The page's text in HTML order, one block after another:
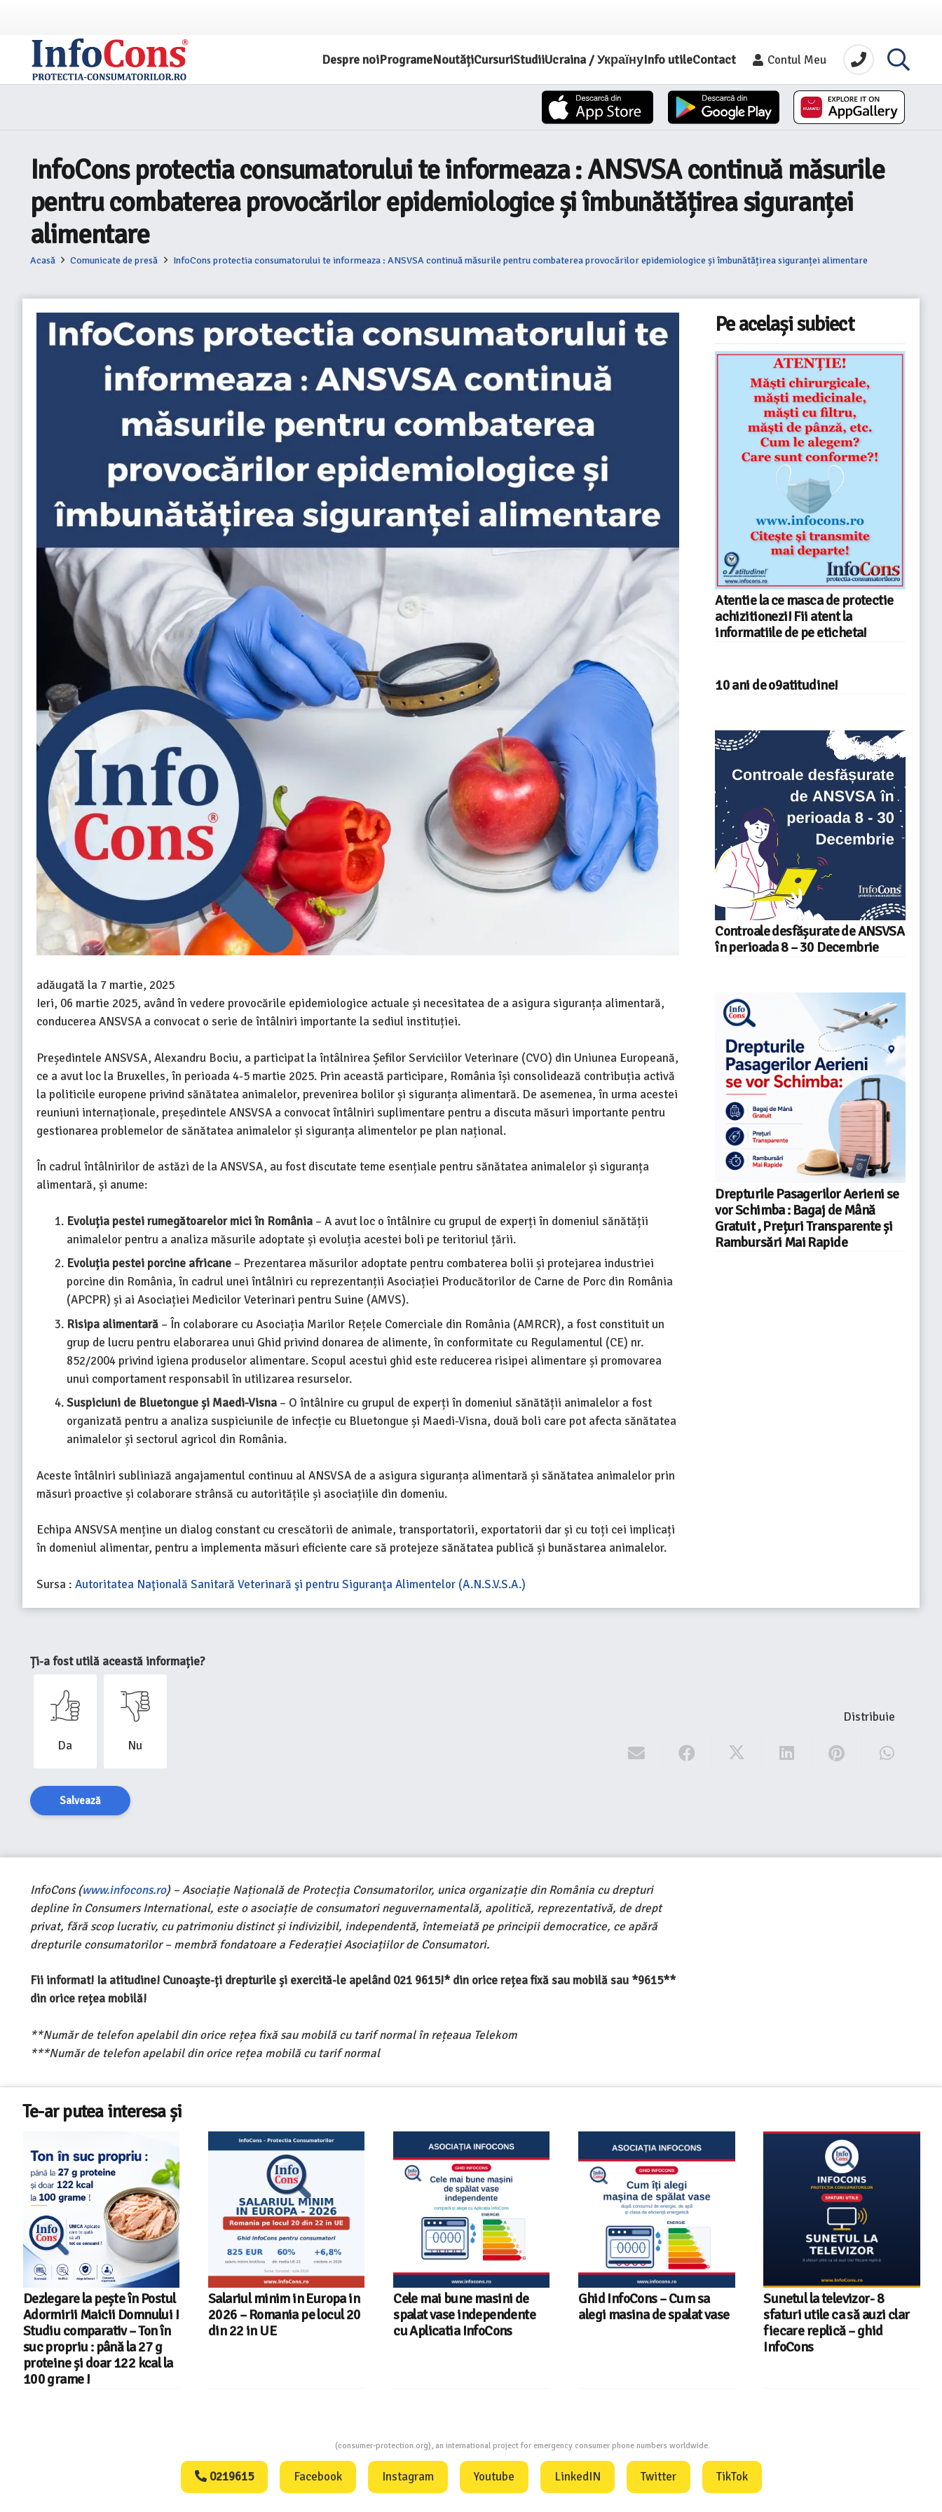
Despre noiProgrameNoutățiCursuriStudiiUcraina / УкраїнуInfo utileContact Contul Meu
InfoCons protectia consumatorului te informeaza : ANSVSA continuă măsurile
pentru combaterea provocărilor epidemiologice și îmbunătățirea siguranței
alimentare
Acasă Comunicate de presă InfoCons protectia consumatorului te informeaza : ANSVSA continuă măsurile pentru combaterea provocărilor epidemiologice și îmbunătățirea siguranței alimentare
adăugată la 7 martie, 2025
Ieri, 06 martie 2025, având în vedere provocările epidemiologice actuale și necesitatea de a asigura siguranța alimentară,
conducerea ANSVSA a convocat o serie de întâlniri importante la sediul instituției.
Președintele ANSVSA, Alexandru Bociu, a participat la întâlnirea Șefilor Serviciilor Veterinare (CVO) din Uniunea Europeană,
ce a avut loc la Bruxelles, în perioada 4-5 martie 2025. Prin această participare, România își consolidează contribuția activă
la politicile europene privind sănătatea animalelor, prevenirea bolilor și siguranța alimentară. De asemenea, în urma acestei
reuniuni internaționale, președintele ANSVSA a convocat întâlniri suplimentare pentru a discuta măsuri importante pentru
gestionarea problemelor de sănătatea animalelor și siguranța alimentelor pe plan național.
În cadrul întâlnirilor de astăzi de la ANSVSA, au fost discutate teme esențiale pentru sănătatea animalelor și siguranța
alimentară, și anume:
Evoluția pestei rumegătoarelor mici în România – A avut loc o întâlnire cu grupul de experți în domeniul sănătății
animalelor pentru a analiza măsurile adoptate și evoluția acestei boli pe teritoriul țării.
Evoluția pestei porcine africane – Prezentarea măsurilor adoptate pentru combaterea bolii și protejarea industriei
porcine din România, în cadrul unei întâlniri cu reprezentanții Asociației Producătorilor de Carne de Porc din România
(APCPR) și ai Asociației Medicilor Veterinari pentru Suine (AMVS).
Risipa alimentară – În colaborare cu Asociația Marilor Rețele Comerciale din România (AMRCR), a fost constituit un
grup de lucru pentru elaborarea unui Ghid privind donarea de alimente, în conformitate cu Regulamentul (CE) nr.
852/2004 privind igiena produselor alimentare. Scopul acestui ghid este reducerea risipei alimentare și promovarea
unui comportament responsabil în utilizarea resurselor.
Suspiciuni de Bluetongue și Maedi-Visna – O întâlnire cu grupul de experți în domeniul sănătății animalelor a fost
organizată pentru a analiza suspiciunile de infecție cu Bluetongue și Maedi-Visna, două boli care pot afecta sănătatea
animalelor și sectorul agricol din România.
Aceste întâlniri subliniază angajamentul continuu al ANSVSA de a asigura siguranța alimentară și sănătatea animalelor prin
măsuri proactive și colaborare strânsă cu autoritățile și asociațiile din domeniu.
Echipa ANSVSA menține un dialog constant cu crescătorii de animale, transportatorii, exportatorii dar și cu toți cei implicați
în domeniul alimentar, pentru a implementa măsuri eficiente care să protejeze sănătatea publică și bunăstarea animalelor.
Sursa : Autoritatea Naţională Sanitară Veterinară şi pentru Siguranţa Alimentelor (A.N.S.V.S.A.)
Pe același subiect
Atentie la ce masca de protectie
achizitionezi! Fii atent la
informatiile de pe eticheta!
10 ani de o9atitudine!
Controale desfășurate de ANSVSA
în perioada 8 – 30 Decembrie
Drepturile Pasagerilor Aerieni se
vor Schimba : Bagaj de Mână
Gratuit , Prețuri Transparente și
Rambursări Mai Rapide
Ți-a fost utilă această informație?
Da Nu
Salvează
Distribuie
InfoCons (www.infocons.ro) – Asociație Națională de Protecția Consumatorilor, unica organizație din România cu drepturi
depline în Consumers International, este o asociație de consumatori neguvernamentală, apolitică, reprezentativă, de drept
privat, fără scop lucrativ, cu patrimoniu distinct și indivizibil, independentă, întemeiată pe principii democratice, ce apără
drepturile consumatorilor – membră fondatoare a Federației Asociațiilor de Consumatori.
Fii informat! Ia atitudine! Cunoaște-ți drepturile și exercită-le apelând 021 9615!* din orice rețea fixă sau mobilă sau *9615**
din orice rețea mobilă!
**Număr de telefon apelabil din orice rețea fixă sau mobilă cu tarif normal în rețeaua Telekom
***Număr de telefon apelabil din orice rețea mobilă cu tarif normal
Te-ar putea interesa și
Salariul minim in Europa in
2026 – Romania pe locul 20
din 22 in UE
Cele mai bune masini de
spalat vase independente
cu Aplicatia InfoCons
Ghid InfoCons – Cum sa
alegi masina de spalat vase
Sunetul la televizor- 8
sfaturi utile ca să auzi clar
Televizoare Toshiba în
România – gama de modele,
tehnologii și date statistice
InfoCons
(consumer-protection.org), an international project for emergency consumer phone numbers worldwide.
0219615 Facebook Instagram Youtube LinkedIN Twitter TikTok